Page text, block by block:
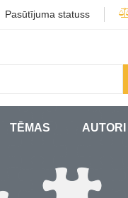
Pasūtījuma statuss
TĒMAS AUTORI